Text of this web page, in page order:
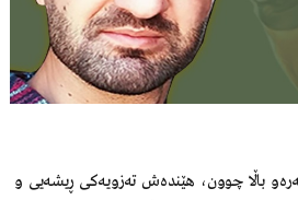
باڵا چوون، هێندەش تەزویەکی ڕیشەیی و